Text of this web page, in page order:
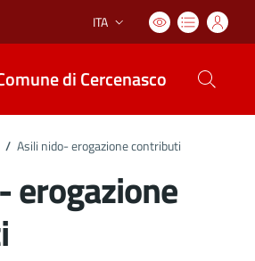
Lingua attiva:
ITA
di Cercenasco
/ Asili nido- erogazione contributi
erogazione